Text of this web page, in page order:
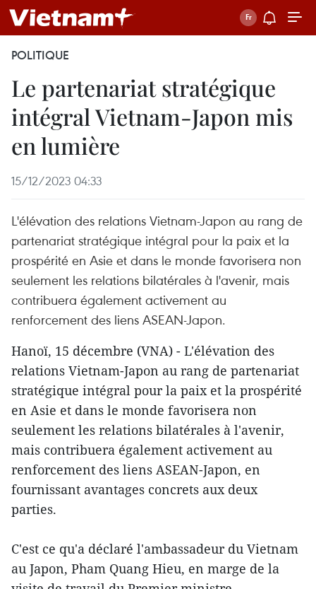
POLITIQUE
Le partenariat stratégique
intégral Vietnam-Japon mis
en lumière
15/12/2023 04:33
L'élévation des relations Vietnam-Japon au rang de
partenariat stratégique intégral pour la paix et la
prospérité en Asie et dans le monde favorisera non
seulement les relations bilatérales à l'avenir, mais
contribuera également activement au
renforcement des liens ASEAN-Japon.
Hanoï, 15 décembre (VNA) - L'élévation des
relations Vietnam-Japon au rang de partenariat
stratégique intégral pour la paix et la prospérité
en Asie et dans le monde favorisera non
seulement les relations bilatérales à l'avenir,
mais contribuera également activement au
renforcement des liens ASEAN-Japon, en
fournissant avantages concrets aux deux
parties.
C'est ce qu'a déclaré l'ambassadeur du Vietnam
au Japon, Pham Quang Hieu, en marge de la